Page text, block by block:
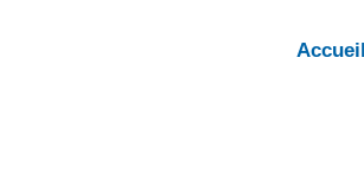
Accueil